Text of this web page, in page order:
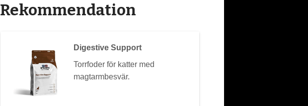
Rekommendation
Digestive Support
Torrfoder för katter med
magtarmbesvär.